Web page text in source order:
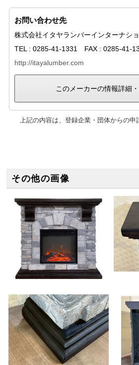
お問い合わせ先
株式会社イタヤランバーインターナシ
TEL : 0285-41-1331 FAX : 0285-41-
http://itayalumber.com
このメーカーの情報詳細
上記の内容は、登録企業・団体からの申
その他の画像